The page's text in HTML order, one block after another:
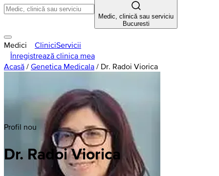
Medic, clinică sau serviciu
Bucuresti
Medici CliniciServicii
Înregistrează clinica mea
Acasă / Genetica Medicala / Dr. Radoi Viorica
Profil nou
Dr. Radoi Viorica